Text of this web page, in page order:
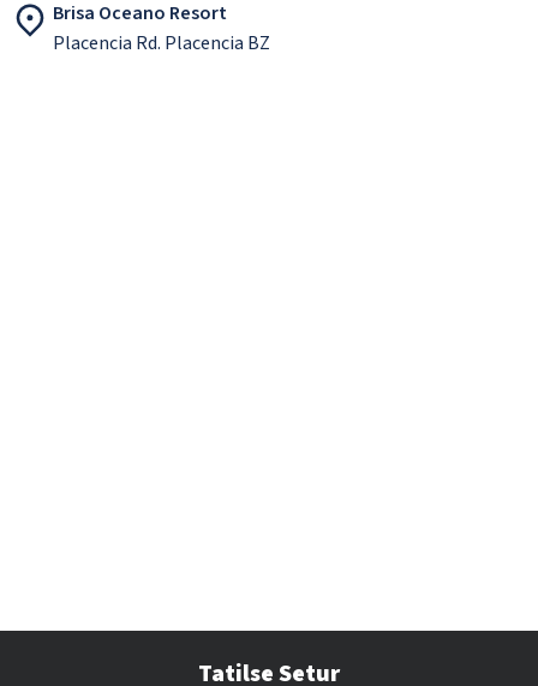
Brisa Oceano Resort
Placencia Rd. Placencia BZ
Tatilse Setur